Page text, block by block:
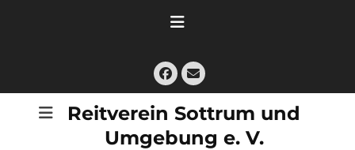
Facebook
E-
Mail
Reitverein Sottrum und
Umgebung e. V.